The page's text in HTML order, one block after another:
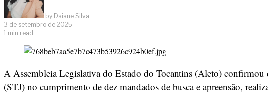
by Daiane Silva
3 de setembro de 2025
1 min read
A Assembleia Legislativa do Estado do Tocantins (Aleto)
(STJ) no cumprimento de dez mandados de busca e apreensão,